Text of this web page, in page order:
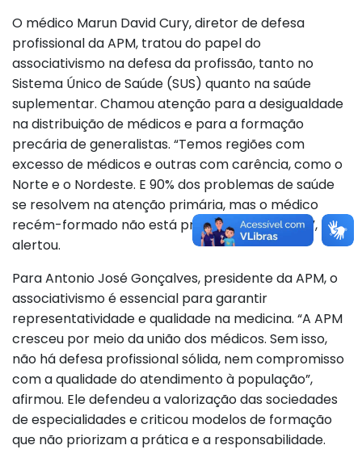
O médico Marun David Cury, diretor de defesa
profissional da APM, tratou do papel do
associativismo na defesa da profissão, tanto no
Sistema Único de Saúde (SUS) quanto na saúde
suplementar. Chamou atenção para a desigualdade
na distribuição de médicos e para a formação
precária de generalistas. “Temos regiões com
excesso de médicos e outras com carência, como o
Norte e o Nordeste. E 90% dos problemas de saúde
se resolvem na atenção primária, mas o médico
recém-formado não está preparado para isso”,
alertou.
Para Antonio José Gonçalves, presidente da APM, o
associativismo é essencial para garantir
representatividade e qualidade na medicina. “A APM
cresceu por meio da união dos médicos. Sem isso,
não há defesa profissional sólida, nem compromisso
com a qualidade do atendimento à população”,
afirmou. Ele defendeu a valorização das sociedades
de especialidades e criticou modelos de formação
que não priorizam a prática e a responsabilidade.